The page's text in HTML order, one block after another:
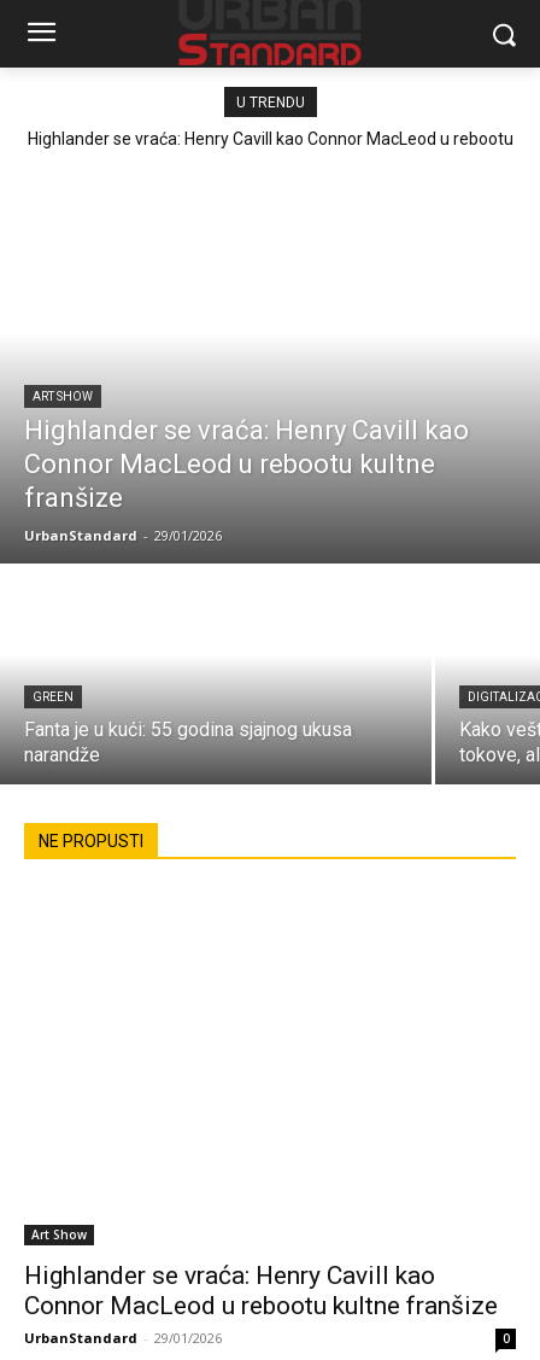
U TRENDU
Highlander se vraća: Henry Cavill kao Connor MacLeod u rebootu
ART SHOW
Highlander se vraća: Henry Cavill kao
Connor MacLeod u rebootu kultne
franšize
UrbanStandard - 29/01/2026
GREEN
Fanta je u kući: 55 godina sjajnog ukusa
narandže
Kako
tokove,
NE PROPUSTI
Art Show
Highlander se vraća: Henry Cavill kao
Connor MacLeod u rebootu kultne franšize
UrbanStandard - 29/01/2026 0